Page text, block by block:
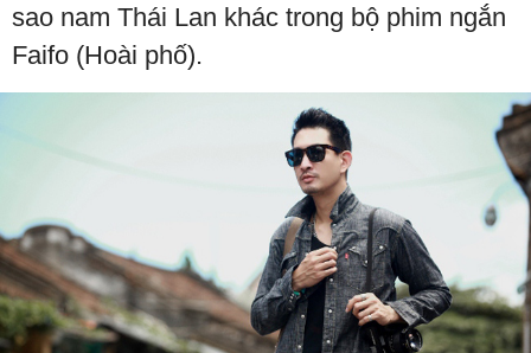
sao nam Thái Lan khác trong bộ phim ngắn
Faifo (Hoài phố).